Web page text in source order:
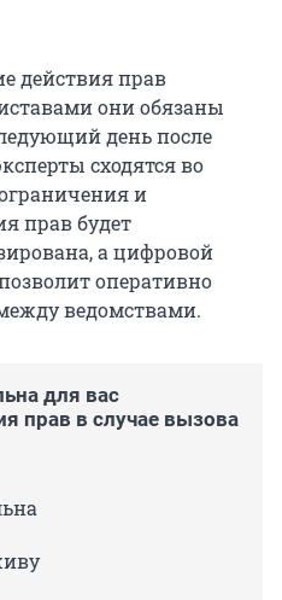
действия прав
они обязаны
день после
сходятся во
и
прав будет
а цифровой
оперативно
ведомствами.
для вас
прав в случае вызова